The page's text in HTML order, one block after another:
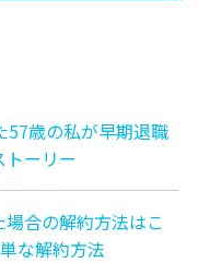
57歳の私が早期退職
ーリー
合の解約方法はこ
な解約方法